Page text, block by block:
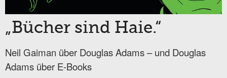
„Bücher sind Haie.“
Neil Gaiman über Douglas Adams – und Douglas
Adams über E-Books